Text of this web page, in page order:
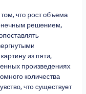
что рост объема
решением,
из пяти,
произведениях
количества
что существует